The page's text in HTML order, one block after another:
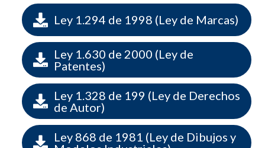
 Ley 1.294 de 1998 (Ley de Marcas)
 Ley 1.630 de 2000 (Ley de
Patentes)
 Ley 1.328 de 199 (Ley de Derechos
de Autor)
 Ley 868 de 1981 (Ley de Dibujos y